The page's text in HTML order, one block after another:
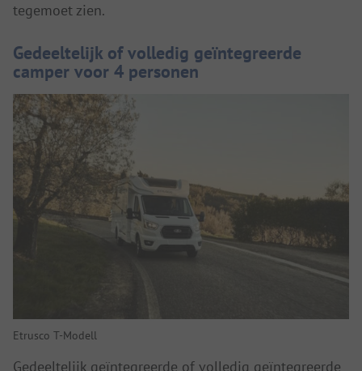
tegemoet zien.
Gedeeltelijk of volledig geïntegreerde
camper voor 4 personen
Etrusco T-Modell
Gedeeltelijk geïntegreerde of volledig geïntegreerde